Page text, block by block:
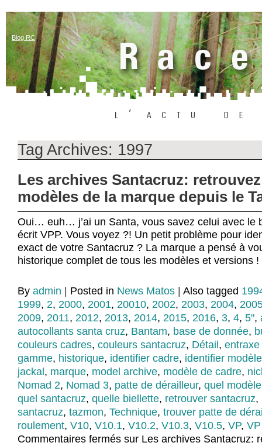
Blog RC
Tag Archives: 1997
Les archives Santacruz:
modèles de la marque depuis le
Oui… euh… j’ai un Santa, vous savez celui avec le
écrit VPP. Vous voyez ?! Un petit problème pour
exact de votre Santacruz ? La marque a pensé à
historique complet de tous les modèles et versions
By admin Posted in News Matos Also tagged
1999, 2, 2000, 2001, 20010, 2002, 2003, 2004,
2009, 2011, 2012, 2013, 2014, 2015, 2016, 3, 4, 5",
autocollants santa cruz, Bantam, base de donnée,
couleurs cadres, couleurs santacruz, Détail ,
gamme, historique, identifier cadre, identifier modèle
jackal , marque, model archive, modèle de cadre,
Nomad 2, Nomad 3, patte de dérailleur, quel modèle
quel santacruz, quelle biellette, retrouver santacruz,
santacruz, tazmon, Technique, trouver patte de
roulement, V10, V10.1, V10.2, V10.3, V10.5, VP,
Commentaires fermés sur Les archives Santacruz: